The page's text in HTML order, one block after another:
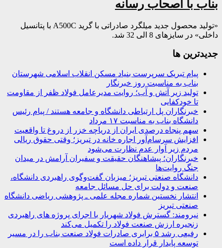
بناب با اصحاب رسانه
«تولید محصول جدید میلگرد صادراتی با گرید A500C با پتانسیل
داخلی» در سایزهای 8 الی 32 شد.
جديدترين ها
پیام تبریک سرپرست بنیاد مسکن انقلاب اسلامی شهرستان
بناب به مناسبت روز خبرنگار
تولید زیر آتش و آب؛ روایت مدیرعامل فولاد ظفر از مقاومت
تا خودکفایی
خبرنگاران پل ارتباطی دانشگاه و جامعه هستند / پیام رئیس
دانشگاه بناب به مناسبت ۱۷ مرداد
سهم پنجاه درصدی ایران از دریاچه خزر از دروغ تا واقعیت
افزایش سرسام‌آور اجاره خانه در تبریز؛ وقتی حقوق ریالی
مردم زیر آوار عدم نظارت می‌شود
خبرنگاران؛ پیشاهنگان حقیقت و سفیران آرامش در میدان
جنگ روایت‌ها
دانشگاه صنعتی تبریز؛ میزبان گفت‌وگوی راهبردی دانشگاه،
صنعت و دولت برای حل مسائل جامعه
انتشار نخستین شماره مجله علمی ـ پژوهشی ریاضی دانشگاه
صنعتی تبریز
نیرومند: گسترش فولاد شهریار با اجرای پروژه های راهبردی
زنجیره ارزش صنعت فولاد را تکمیل می‌کند
رفیعی رشد ۵ برابری صادرات فولاد صنعت بناب را در مسیر
توسعه پایدار قرار داده است